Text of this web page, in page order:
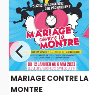
MARIAGE CONTRE LA
MONTRE